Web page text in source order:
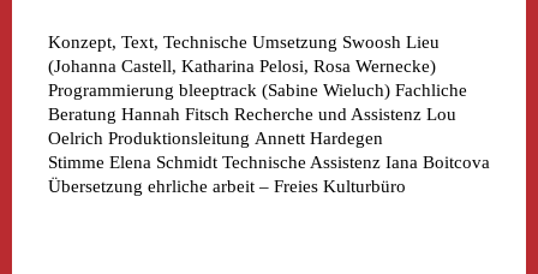
Konzept, Text, Technische Umsetzung Swoosh Lieu
(Johanna Castell, Katharina Pelosi, Rosa Wernecke)
Programmierung bleeptrack (Sabine Wieluch) Fachliche
Beratung Hannah Fitsch Recherche und Assistenz Lou
Oelrich Produktionsleitung Annett Hardegen
Stimme Elena Schmidt Technische Assistenz Iana Boitcova
Übersetzung ehrliche arbeit – Freies Kulturbüro